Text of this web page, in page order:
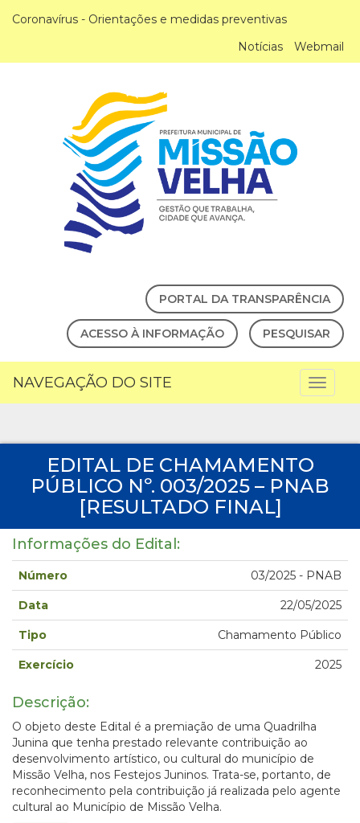
Coronavírus - Orientações e medidas preventivas
Notícias
Webmail
PORTAL DA TRANSPARÊNCIA
ACESSO À INFORMAÇÃO PESQUISAR
NAVEGAÇÃO DO SITE
EDITAL DE CHAMAMENTO
PÚBLICO Nº. 003/2025 – PNAB
[RESULTADO FINAL]
Informações do Edital:
Número 03/2025 - PNAB
Data 22/05/2025
Tipo Chamamento Público
Exercício 2025
Descrição:
O objeto deste Edital é a premiação de uma Quadrilha
Junina que tenha prestado relevante contribuição ao
desenvolvimento artístico, ou cultural do município de
Missão Velha, nos Festejos Juninos. Trata-se, portanto, de
reconhecimento pela contribuição já realizada pelo agente
cultural ao Município de Missão Velha.